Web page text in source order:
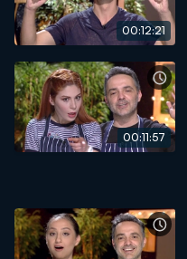
00:12:21
00:11:57